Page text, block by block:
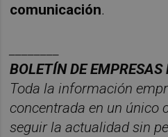
comunicación.
BOLETÍN DE EMPRESAS
Toda la información
concentrada en un único
seguir la actualidad sin